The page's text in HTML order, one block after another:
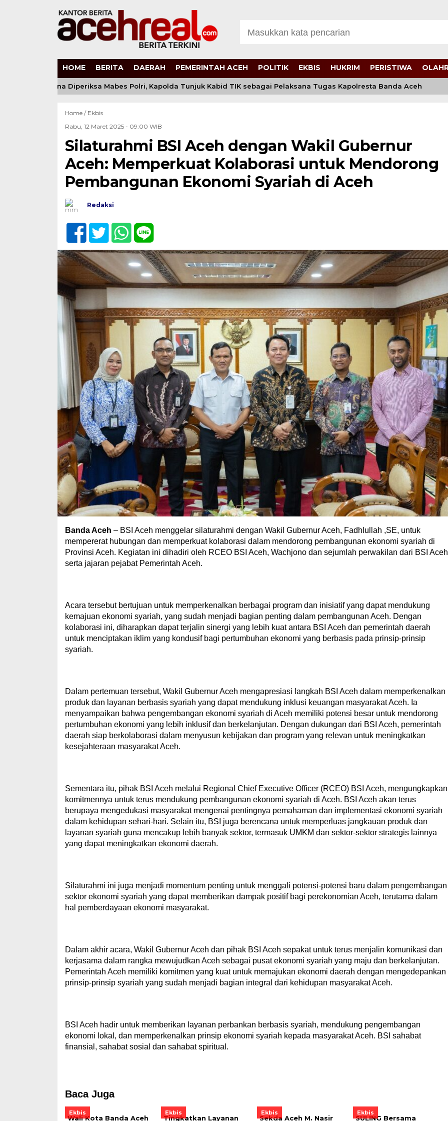
HOME BERITA DAERAH PEMERINTAH ACEH POLITIK EKBIS HUKRIM PERISTIWA
Andi Kirana Diperiksa Mabes Polri, Kapolda Tunjuk Kabid TIK sebagai Pelaksana Tugas Kapolresta Banda Aceh
Home / Ekbis
Rabu, 12 Maret 2025 - 09:00 WIB
Silaturahmi BSI Aceh dengan Wakil Gubernur
Aceh: Memperkuat Kolaborasi untuk Mendorong
Pembangunan Ekonomi Syariah di Aceh
Redaksi
Banda Aceh – BSI Aceh menggelar silaturahmi dengan Wakil Gubernur Aceh, Fadhlullah ,SE, untuk
mempererat hubungan dan memperkuat kolaborasi dalam mendorong pembangunan ekonomi syariah di
Provinsi Aceh. Kegiatan ini dihadiri oleh RCEO BSI Aceh, Wachjono dan sejumlah perwakilan dari BSI
serta jajaran pejabat Pemerintah Aceh.
Acara tersebut bertujuan untuk memperkenalkan berbagai program dan inisiatif yang dapat mendukung
kemajuan ekonomi syariah, yang sudah menjadi bagian penting dalam pembangunan Aceh. Dengan
kolaborasi ini, diharapkan dapat terjalin sinergi yang lebih kuat antara BSI Aceh dan pemerintah daerah
untuk menciptakan iklim yang kondusif bagi pertumbuhan ekonomi yang berbasis pada prinsip-prinsip
syariah.
Dalam pertemuan tersebut, Wakil Gubernur Aceh mengapresiasi langkah BSI Aceh dalam memperkenalkan
produk dan layanan berbasis syariah yang dapat mendukung inklusi keuangan masyarakat Aceh. Ia
menyampaikan bahwa pengembangan ekonomi syariah di Aceh memiliki potensi besar untuk mendorong
pertumbuhan ekonomi yang lebih inklusif dan berkelanjutan. Dengan dukungan dari BSI Aceh, pemerintah
daerah siap berkolaborasi dalam menyusun kebijakan dan program yang relevan untuk meningkatkan
kesejahteraan masyarakat Aceh.
Sementara itu, pihak BSI Aceh melalui Regional Chief Executive Officer (RCEO) BSI Aceh, mengungkapkan
komitmennya untuk terus mendukung pembangunan ekonomi syariah di Aceh. BSI Aceh akan terus
berupaya mengedukasi masyarakat mengenai pentingnya pemahaman dan implementasi ekonomi syariah
dalam kehidupan sehari-hari. Selain itu, BSI juga berencana untuk memperluas jangkauan produk dan
layanan syariah guna mencakup lebih banyak sektor, termasuk UMKM dan sektor-sektor strategis lainnya
yang dapat meningkatkan ekonomi daerah.
Silaturahmi ini juga menjadi momentum penting untuk menggali potensi-potensi baru dalam pengembangan
sektor ekonomi syariah yang dapat memberikan dampak positif bagi perekonomian Aceh, terutama dalam
hal pemberdayaan ekonomi masyarakat.
Dalam akhir acara, Wakil Gubernur Aceh dan pihak BSI Aceh sepakat untuk terus menjalin komunikasi dan
kerjasama dalam rangka mewujudkan Aceh sebagai pusat ekonomi syariah yang maju dan berkelanjutan.
Pemerintah Aceh memiliki komitmen yang kuat untuk memajukan ekonomi daerah dengan mengedepankan
prinsip-prinsip syariah yang sudah menjadi bagian integral dari kehidupan masyarakat Aceh.
BSI Aceh hadir untuk memberikan layanan perbankan berbasis syariah, mendukung pengembangan
ekonomi lokal, dan memperkenalkan prinsip ekonomi syariah kepada masyarakat Aceh. BSI sahabat
finansial, sahabat sosial dan sahabat spiritual.
Baca Juga
Ekbis
Wali Kota Banda Aceh
Ekbis
Tingkatkan Layanan
Ekbis
Sekda Aceh M. Nasir
Ekbis
SULING Bersama